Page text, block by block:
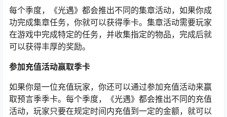
每个季度，《光遇》都会推出不同的集章活动，如果你成
功完成集章任务，你就可以获得季卡。集章活动需要玩家
在游戏中完成特定的任务，并收集指定的物品，完成后就
可以获得丰厚的奖励。
参加充值活动赢取季卡
如果你是一位充值玩家，你还可以通过参加充值活动来赢
取预言季季卡。每个季度，《光遇》都会推出不同的充值
活动，玩家只要在规定时间内充值到一定的金额，就可以